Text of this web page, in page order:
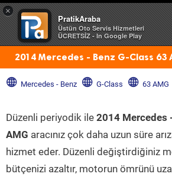
×
PratikAraba
Üstün Oto Servis Hizmetleri
ÜCRETSİZ - In Google Play
2014 Mercedes - Benz G-Class 63
Mercedes - Benz G-Class 63 AMG
Düzenli periyodik ile 2014 Mercedes
AMG aracınız çok daha uzun süre
hizmet eder. Düzenli değiştirdiğiniz
bütçenizi azaltır, motorun ömrünü